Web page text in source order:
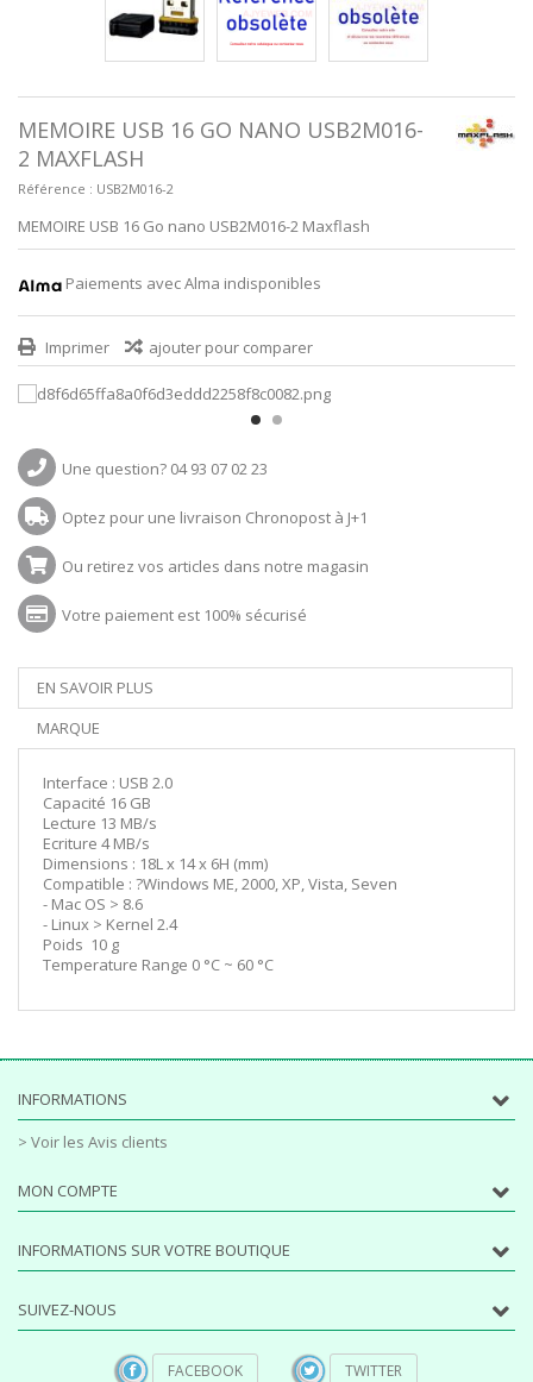
MEMOIRE USB 16 GO NANO USB2M016-
2 MAXFLASH
Référence : USB2M016-2
MEMOIRE USB 16 Go nano USB2M016-2 Maxflash
Paiements avec Alma indisponibles
Imprimer ajouter pour comparer
Une question? 04 93 07 02 23
Optez pour une livraison Chronopost à J+1
Ou retirez vos articles dans notre magasin
Votre paiement est 100% sécurisé
EN SAVOIR PLUS
MARQUE
Interface : USB 2.0
Capacité 16 GB
Lecture 13 MB/s
Ecriture 4 MB/s
Dimensions : 18L x 14 x 6H (mm)
Compatible : ?Windows ME, 2000, XP, Vista, Seven
- Mac OS > 8.6
- Linux > Kernel 2.4
Poids 10 g
Temperature Range 0 °C ~ 60 °C
INFORMATIONS
> Voir les Avis clients
MON COMPTE
INFORMATIONS SUR VOTRE BOUTIQUE
SUIVEZ-NOUS
FACEBOOK TWITTER